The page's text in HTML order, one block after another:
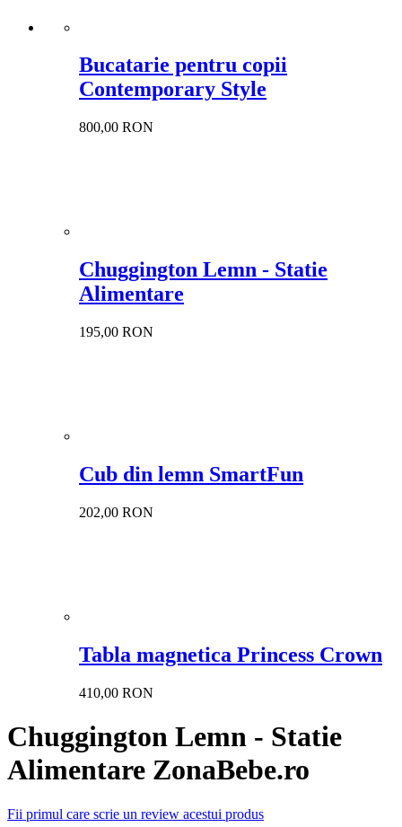
Bucatarie pentru copii
Contemporary Style
800,00 RON
Chuggington Lemn - Statie
Alimentare
195,00 RON
Cub din lemn SmartFun
202,00 RON
Tabla magnetica Princess Crown
410,00 RON
Chuggington Lemn - Statie
Alimentare ZonaBebe.ro
Fii primul care scrie un review acestui produs